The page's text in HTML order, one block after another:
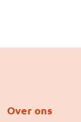
Over ons